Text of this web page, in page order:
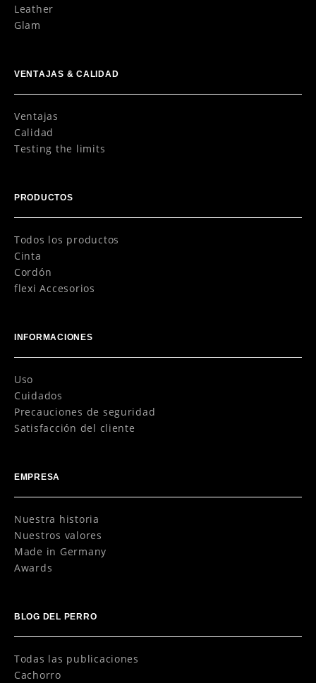
Leather
Glam
VENTAJAS & CALIDAD
Ventajas
Calidad
Testing the limits
PRODUCTOS
Todos los productos
Cinta
Cordón
flexi Accesorios
INFORMACIONES
Uso
Cuidados
Precauciones de seguridad
Satisfacción del cliente
EMPRESA
Nuestra historia
Nuestros valores
Made in Germany
Awards
BLOG DEL PERRO
Todas las publicaciones
Cachorro